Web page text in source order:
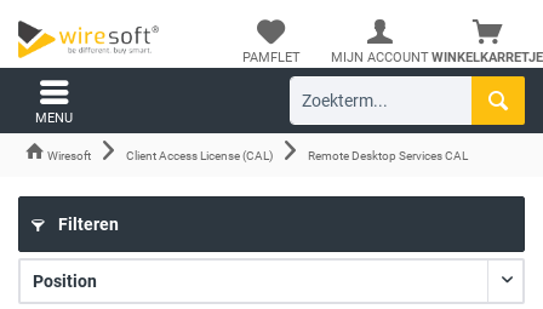
WINKELKARRETJE
PAMFLET MIJN ACCOUNT
MENU
Wiresoft Client Access License (CAL) Remote Desktop Services CAL
Filteren